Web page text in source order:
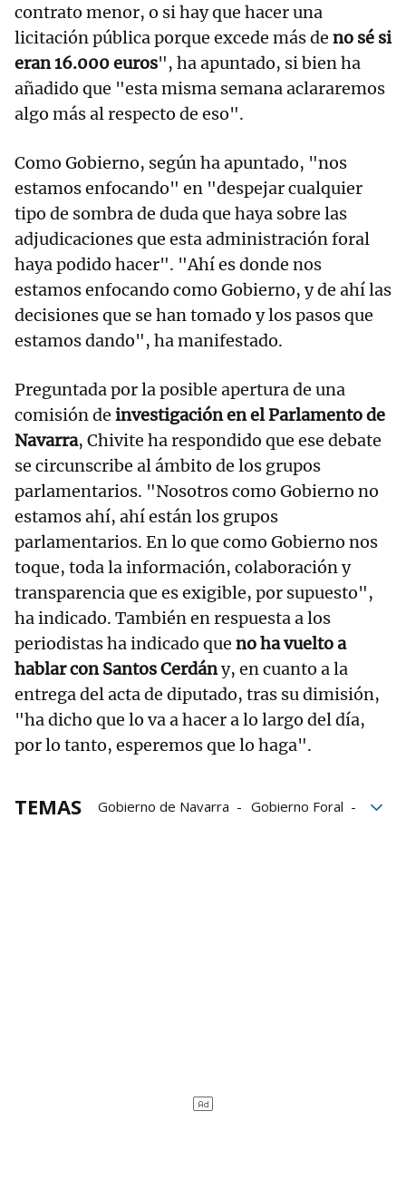
contrato menor, o si hay que hacer una
licitación pública porque excede más de no sé si
eran 16.000 euros", ha apuntado, si bien ha
añadido que "esta misma semana aclararemos
algo más al respecto de eso".
Como Gobierno, según ha apuntado, "nos
estamos enfocando" en "despejar cualquier
tipo de sombra de duda que haya sobre las
adjudicaciones que esta administración foral
haya podido hacer". "Ahí es donde nos
estamos enfocando como Gobierno, y de ahí las
decisiones que se han tomado y los pasos que
estamos dando", ha manifestado.
Preguntada por la posible apertura de una
comisión de investigación en el Parlamento de
Navarra, Chivite ha respondido que ese debate
se circunscribe al ámbito de los grupos
parlamentarios. "Nosotros como Gobierno no
estamos ahí, ahí están los grupos
parlamentarios. En lo que como Gobierno nos
toque, toda la información, colaboración y
transparencia que es exigible, por supuesto",
ha indicado. También en respuesta a los
periodistas ha indicado que no ha vuelto a
hablar con Santos Cerdány, en cuanto a la
entrega del acta de diputado, tras su dimisión,
"ha dicho que lo va a hacer a lo largo del día,
por lo tanto, esperemos que lo haga".
TEMAS Gobierno de Navarra
Gobierno Foral